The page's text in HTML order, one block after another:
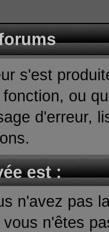
s'est
fonction, ou
d'erreur,
est :
n'avez pas
n'êtes